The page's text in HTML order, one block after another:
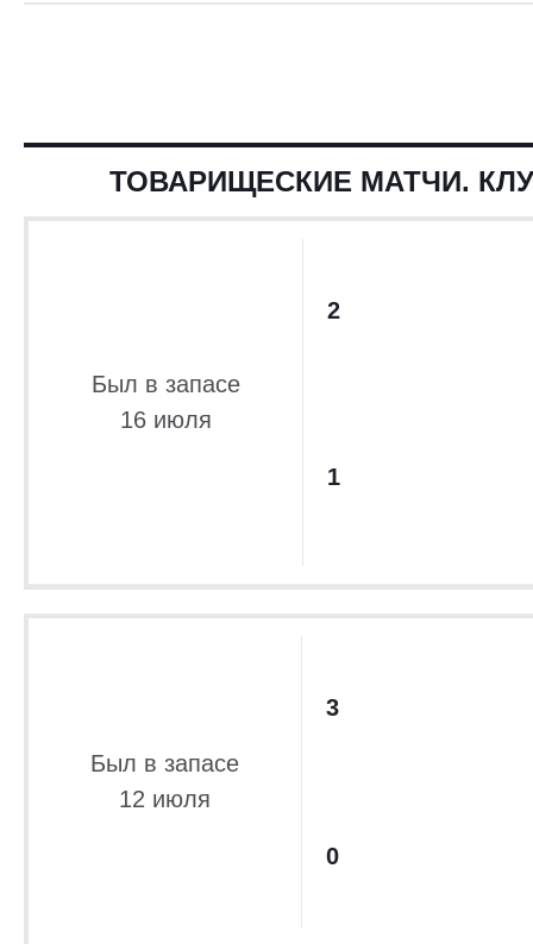
ТОВАРИЩЕСКИЕ МАТЧИ.
Был в запасе
16 июля
2
1
Был в запасе
12 июля
3
0